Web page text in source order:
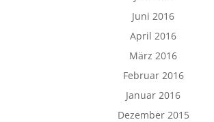
Juni 2016
April 2016
März 2016
Februar 2016
Januar 2016
Dezember 2015